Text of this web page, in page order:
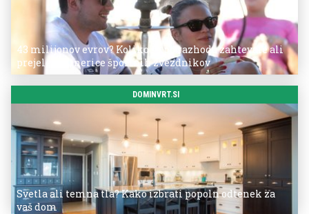
43 milijonov evrov? Koliko so po razhodu zahtevale ali
prejele partnerice športnih zvezdnikov
DOMINVRT.SI
Svetla ali temna tla? Kako izbrati popoln odtenek za
vaš dom